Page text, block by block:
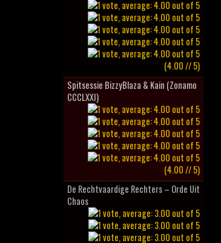
(4.00 // 5)
Spitsessie BizzyBlaza & Kain (Zonamo
CCCLXXI)
(4.00 // 5)
De Rechtvaardige Rechters – Orde Uit
Chaos